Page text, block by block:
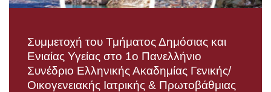
Συμμετοχή του Τμήματος Δημόσιας και
Ενιαίας Υγείας στο 1o Πανελλήνιο
Συνέδριο Ελληνικής Ακαδημίας Γενικής/
Οικογενειακής Ιατρικής & Πρωτοβάθμιας